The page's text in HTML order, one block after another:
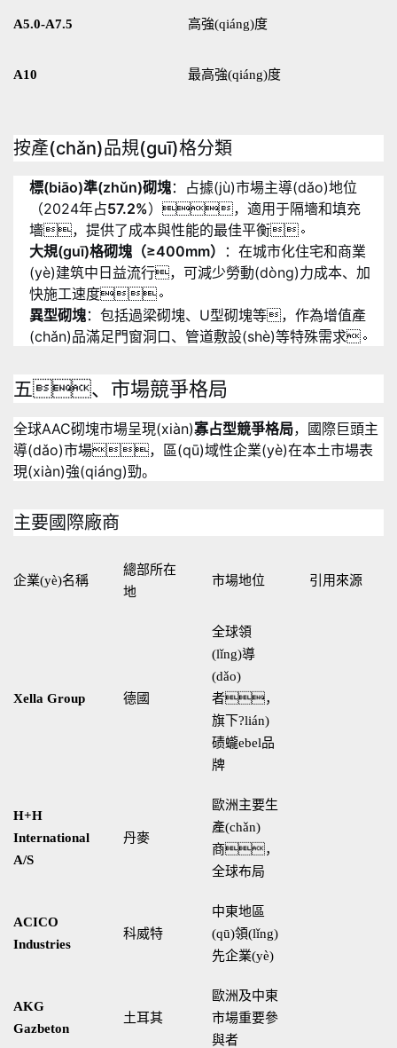
A5.0-A7.5 高強(qiáng)度
A10 最高強(qiáng)度
按產(chǎn)品規(guī)格分類
標(biāo)準(zhǔn)砌塊：占據(jù)市場主導(dǎo)地位
（2024年占57.2%），適用于隔墻和填充
墻，提供了成本與性能的最佳平衡。
大規(guī)格砌塊（≥400mm）
：在城市化住宅和商業
(yè)建筑中日益流行，可減少勞動(dòng)力成本、加
快施工速度。
異型砌塊：包括過梁砌塊、U型砌塊等，作為增值產
(chǎn)品滿足門窗洞口、管道敷設(shè)等特殊需求。
五、市場競爭格局
全球AAC砌塊市場呈現(xiàn)寡占型競爭格局，國際巨頭主
導(dǎo)市場，區(qū)域性企業(yè)在本土市場表
現(xiàn)強(qiáng)勁。
主要國際廠商
企業(yè)名稱
總部所在
地
市場地位 引用來源
Xella Group 德國
全球領
(lǐng)導
(dǎo)
者，
旗下?lián)
碛蠬ebel品
牌
H+H
International
A/S
丹麥
歐洲主要生
產(chǎn)
商，
全球布局
ACICO
Industries
科威特
中東地區
(qū)領(lǐng)
先企業(yè)
AKG
Gazbeton
土耳其
歐洲及中東
市場重要參
與者